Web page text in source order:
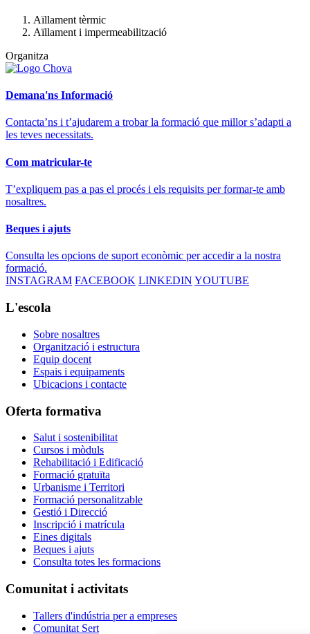
Aïllament tèrmic
Aïllament i impermeabilització
Organitza
Demana'ns Informació
Contacta’ns i t’ajudarem a trobar la formació que millor s’adapti a
les teves necessitats.
Com matricular-te
T’expliquem pas a pas el procés i els requisits per formar-te amb
nosaltres.
Beques i ajuts
Consulta les opcions de suport econòmic per accedir a la nostra
formació.
INSTAGRAM FACEBOOK LINKEDIN YOUTUBE
L'escola
Sobre nosaltres
Organització i estructura
Equip docent
Espais i equipaments
Ubicacions i contacte
Oferta formativa
Salut i sostenibilitat
Cursos i mòduls
Rehabilitació i Edificació
Formació gratuïta
Urbanisme i Territori
Formació personalitzable
Gestió i Direcció
Inscripció i matrícula
Eines digitals
Beques i ajuts
Consulta totes les formacions
Comunitat i activitats
Tallers d'indústria per a empreses
Comunitat Sert